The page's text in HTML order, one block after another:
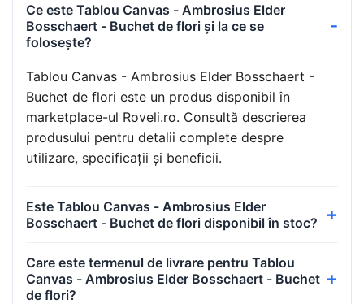
Ce este Tablou Canvas - Ambrosius Elder
Bosschaert - Buchet de flori și la ce se
folosește?
Tablou Canvas - Ambrosius Elder Bosschaert -
Buchet de flori este un produs disponibil în
marketplace-ul Roveli.ro. Consultă descrierea
produsului pentru detalii complete despre
utilizare, specificații și beneficii.
Este Tablou Canvas - Ambrosius Elder
Bosschaert - Buchet de flori disponibil în stoc?
Care este termenul de livrare pentru Tablou
Canvas - Ambrosius Elder Bosschaert - Buchet
de flori?